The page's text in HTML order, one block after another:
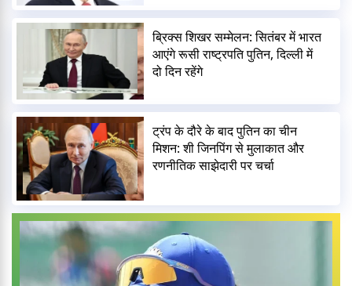
ब्रिक्स शिखर सम्मेलन: सितंबर में भारत
आएंगे रूसी राष्ट्रपति पुतिन, दिल्ली में
दो दिन रहेंगे
ट्रंप के दौरे के बाद पुतिन का चीन
मिशन: शी जिनपिंग से मुलाकात और
रणनीतिक साझेदारी पर चर्चा